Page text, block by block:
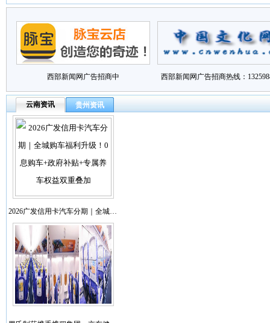
西部新闻网广告招商中 西部新闻网广告招商热线：
云南资讯 贵州资讯
2026广发信用卡汽车分期｜全城…